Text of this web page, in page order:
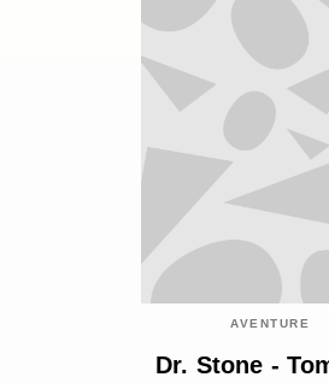
AVENTURE
Dr. Stone -